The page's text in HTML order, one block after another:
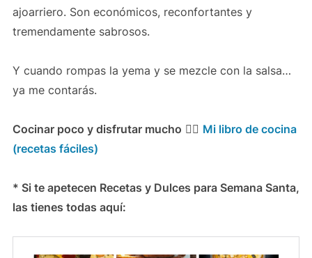
ajoarriero. Son económicos, reconfortantes y
tremendamente sabrosos.
Y cuando rompas la yema y se mezcle con la salsa…
ya me contarás.
Cocinar poco y disfrutar mucho 👉🏻 Mi libro de cocina
(recetas fáciles)
* Si te apetecen Recetas y Dulces para Semana Santa,
las tienes todas aquí: